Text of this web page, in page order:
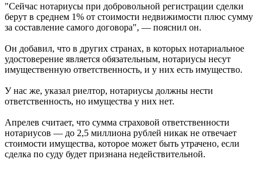
"Сейчас нотариусы при добровольной регистрации сделки
берут в среднем 1% от стоимости недвижимости плюс сумму
за составление самого договора", — пояснил он.
Он добавил, что в других странах, в которых нотариальное
удостоверение является обязательным, нотариусы несут
имущественную ответственность, и у них есть имущество.
У нас же, указал риелтор, нотариусы должны нести
ответственность, но имущества у них нет.
Апрелев считает, что сумма страховой ответственности
нотариусов — до 2,5 миллиона рублей никак не отвечает
стоимости имущества, которое может быть утрачено, если
сделка по суду будет признана недействительной.